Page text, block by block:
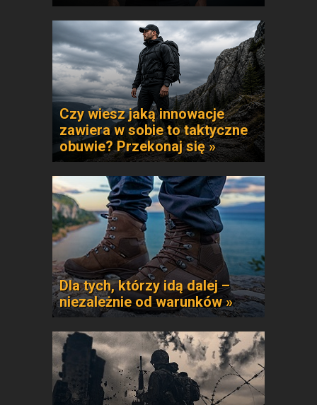
Czy wiesz jaką innowacje
zawiera w sobie to taktyczne
obuwie? Przekonaj się »
Dla tych, którzy idą dalej –
niezależnie od warunków »